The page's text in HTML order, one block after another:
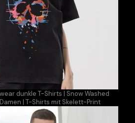
dunkle T-Shirts | Snow Washed
| T-Shirts mit Skelett-Print